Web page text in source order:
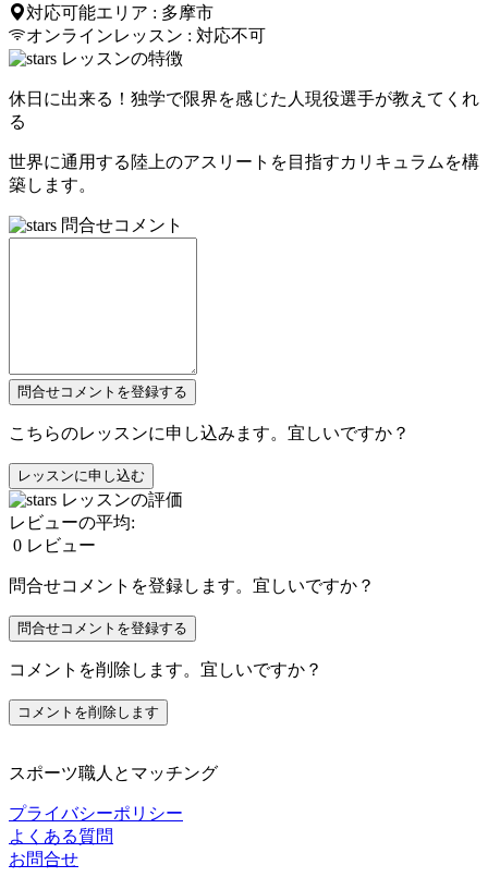
対応可能エリア : 多摩市
オンラインレッスン : 対応不可
レッスンの特徴
休日に出来る！ 独学で限界を感じた人 現役選手が教えてくれ
る
世界に通用する陸上のアスリートを目指すカリキュラムを構
築します。
問合せコメント
問合せコメントを登録する
こちらのレッスンに申し込みます。宜しいですか？
レッスンの評価
レビューの平均:
0 レビュー
問合せコメントを登録します。宜しいですか？
コメントを削除します。宜しいですか？
スポーツ職人とマッチング
プライバシーポリシー
よくある質問
お問合せ